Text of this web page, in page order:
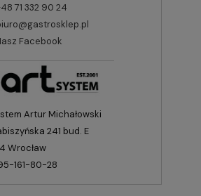
71 332 90 24
Facebook
Artur Michałowski
241 bud. E
Wrocław
161-80-28